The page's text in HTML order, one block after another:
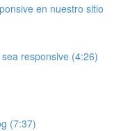
en nuestro sitio
responsive (4:26)
(7:37)